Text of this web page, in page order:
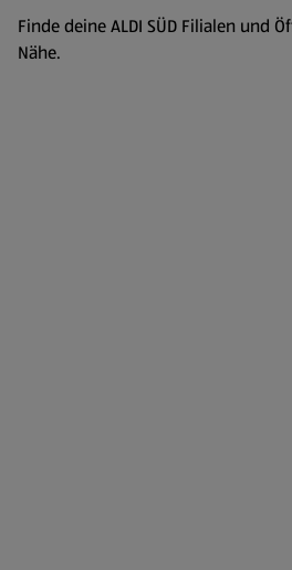
Finde deine ALDI SÜD Filialen und
Nähe.